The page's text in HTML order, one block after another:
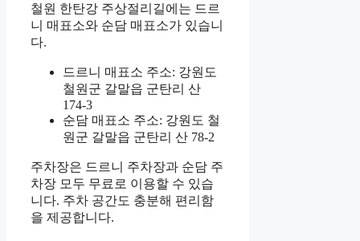
철원 한탄강 주상절리길에는 드르
니 매표소와 순담 매표소가 있습니
다.
드르니 매표소 주소: 강원도
철원군 갈말읍 군탄리 산
174-3
순담 매표소 주소: 강원도 철
원군 갈말읍 군탄리 산 78-2
주차장은 드르니 주차장과 순담 주
차장 모두 무료로 이용할 수 있습
니다. 주차 공간도 충분해 편리함
을 제공합니다.